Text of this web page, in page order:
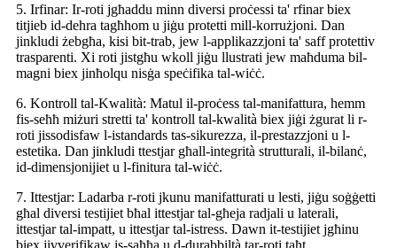
5. Irfinar: Ir-roti jgħaddu minn diversi proċessi ta' rfinar biex
titjieb id-dehra tagħhom u jiġu protetti mill-korrużjoni. Dan
jinkludi żebgħa, kisi bit-trab, jew l-applikazzjoni ta' saff protettiv
trasparenti. Xi roti jistgħu wkoll jiġu llustrati jew maħduma bil-
magni biex jinħolqu nisġa speċifika tal-wiċċ.
6. Kontroll tal-Kwalità: Matul il-proċess tal-manifattura, hemm
fis-seħħ miżuri stretti ta' kontroll tal-kwalità biex jiġi żgurat li r-
roti jissodisfaw l-istandards tas-sikurezza, il-prestazzjoni u l-
estetika. Dan jinkludi ttestjar għall-integrità strutturali, il-bilanċ,
id-dimensjonijiet u l-finitura tal-wiċċ.
7. Ittestjar: Ladarba r-roti jkunu manifatturati u lesti, jiġu soġġetti
għal diversi testijiet bħal ittestjar tal-għeja radjali u laterali,
ittestjar tal-impatt, u ittestjar tal-istress. Dawn it-testijiet jgħinu